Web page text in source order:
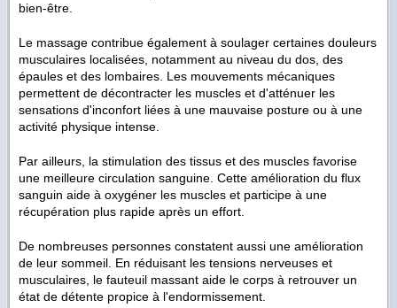
bien-être.
Le massage contribue également à soulager certaines douleurs
musculaires localisées, notamment au niveau du dos, des
épaules et des lombaires. Les mouvements mécaniques
permettent de décontracter les muscles et d'atténuer les
sensations d'inconfort liées à une mauvaise posture ou à une
activité physique intense.
Par ailleurs, la stimulation des tissus et des muscles favorise
une meilleure circulation sanguine. Cette amélioration du flux
sanguin aide à oxygéner les muscles et participe à une
récupération plus rapide après un effort.
De nombreuses personnes constatent aussi une amélioration
de leur sommeil. En réduisant les tensions nerveuses et
musculaires, le fauteuil massant aide le corps à retrouver un
état de détente propice à l'endormissement.